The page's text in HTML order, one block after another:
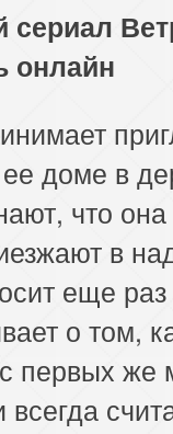
сериал
онлайн
доме в
что
в
еще
о том,
первых же
всегда